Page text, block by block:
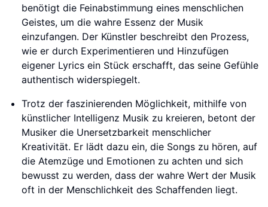
benötigt die Feinabstimmung eines menschlichen
Geistes, um die wahre Essenz der Musik
einzufangen. Der Künstler beschreibt den Prozess,
wie er durch Experimentieren und Hinzufügen
eigener Lyrics ein Stück erschafft, das seine Gefühle
authentisch widerspiegelt.
Trotz der faszinierenden Möglichkeit, mithilfe von
künstlicher Intelligenz Musik zu kreieren, betont der
Musiker die Unersetzbarkeit menschlicher
Kreativität. Er lädt dazu ein, die Songs zu hören, auf
die Atemzüge und Emotionen zu achten und sich
bewusst zu werden, dass der wahre Wert der Musik
oft in der Menschlichkeit des Schaffenden liegt.